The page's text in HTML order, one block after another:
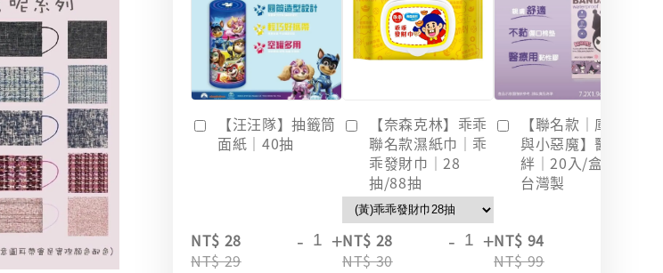
【汪汪隊】抽籤筒
面紙｜40抽
NT$ 28
NT$ 29
- +
【奈森克林】乖乖
聯名款濕紙巾｜乖
乖發財巾｜28
抽/88抽
NT$ 28
NT$ 30
- +
【聯名款｜庫洛米
與小惡魔】醫療OK
絆｜20入/盒裝｜
台灣製
NT$ 94
NT$ 99